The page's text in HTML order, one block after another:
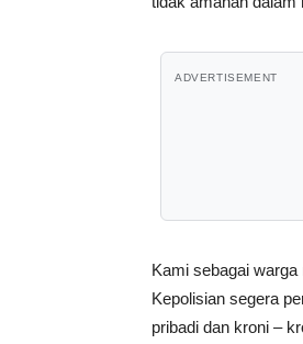
ADVERTISEMENT
Kami sebagai
Kepolisian segera
pribadi dan kroni –